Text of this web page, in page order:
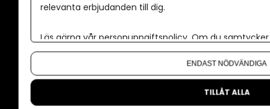
Policy för AI
Annonspolicy
Tillgänglighet
Kontakt
relevanta erbjudanden till dig.
Läs gärna vår personuppgiftspolicy. Om du
Om du vill ändra ditt val i efterhand hittar du den
ENDAST NÖDVÄNDIGA
TILLÅT ALLA